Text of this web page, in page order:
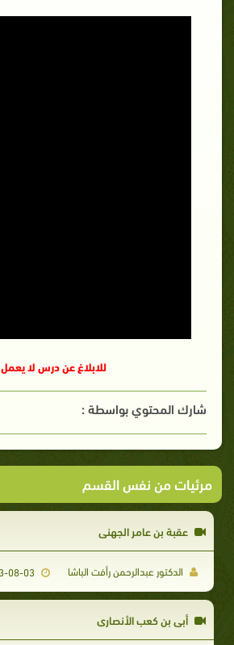
للابلاغ عن درس لا يعمل
شارك المحتوي بواسطة :
مرئيات من نفس القسم
عقبة بن عامر الجهني
الدكتور عبدالرحمن رأفت الباشا
أبي بن كعب الأنصاري